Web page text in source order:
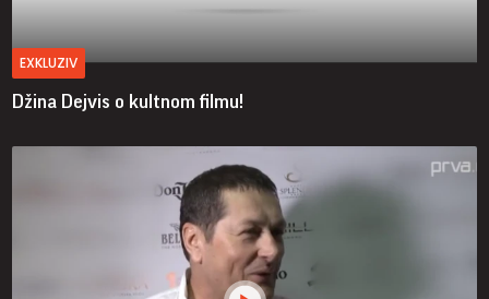
EXKLUZIV
Džina Dejvis o kultnom filmu!